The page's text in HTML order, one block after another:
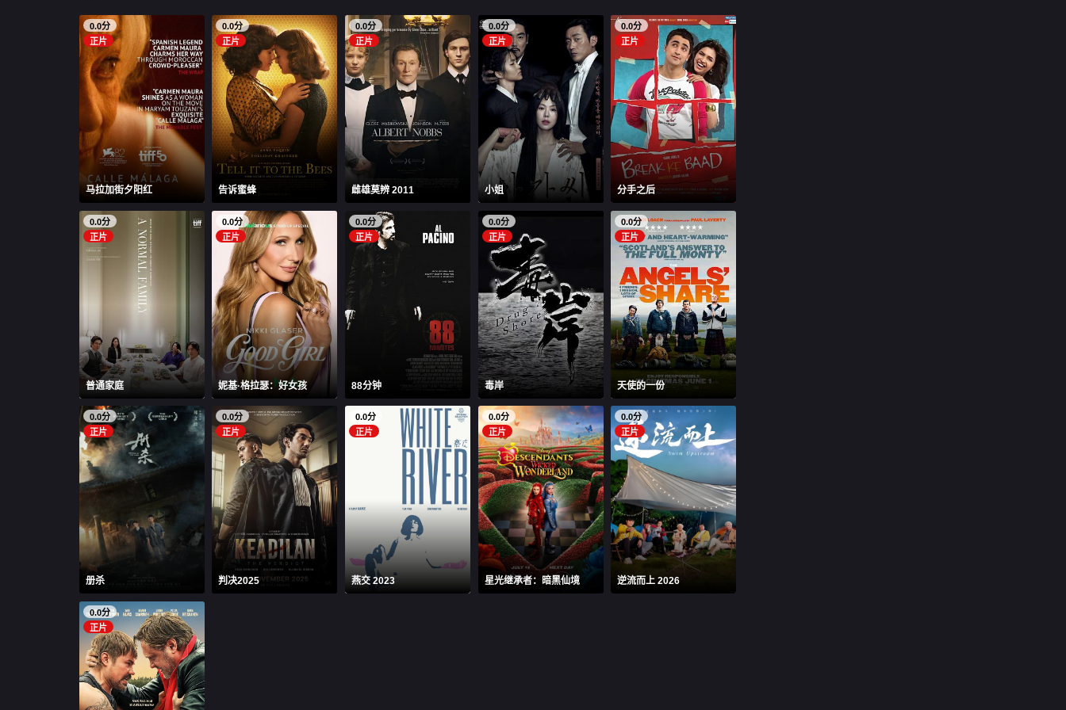
0.0分
正片
马拉加街夕阳红
0.0分
正片
告诉蜜蜂
0.0分
正片
雌雄莫辨 2011
0.0分
正片
小姐
0.0分
正片
分手之后
0.0分
正片
普通家庭
0.0分
正片
妮基·格拉瑟：好女孩
0.0分
正片
88分钟
0.0分
正片
毒岸
0.0分
正片
天使的一份
0.0分
正片
册杀
0.0分
正片
判决2025
0.0分
正片
燕交 2023
0.0分
正片
星光继承者：暗黑仙境
0.0分
正片
逆流而上 2026
0.0分
正片